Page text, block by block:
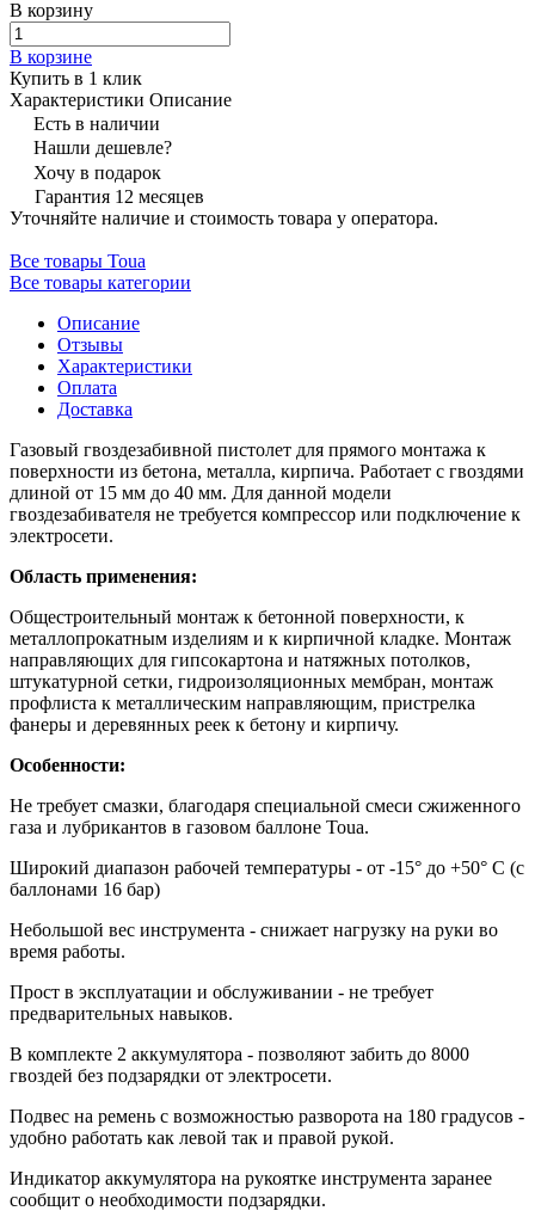
В корзину
В корзине
Купить в 1 клик
Характеристики Описание
Есть в наличии
Нашли дешевле?
Хочу в подарок
Гарантия 12 месяцев
Уточняйте наличие и стоимость товара у оператора.
Все товары Toua
Все товары категории
Описание
Отзывы
Характеристики
Оплата
Доставка
Газовый гвоздезабивной пистолет для прямого монтажа к
поверхности из бетона, металла, кирпича. Работает с гвоздями
длиной от 15 мм до 40 мм. Для данной модели
гвоздезабивателя не требуется компрессор или подключение к
электросети.
Область применения:
Общестроительный монтаж к бетонной поверхности, к
металлопрокатным изделиям и к кирпичной кладке. Монтаж
направляющих для гипсокартона и натяжных потолков,
штукатурной сетки, гидроизоляционных мембран, монтаж
профлиста к металлическим направляющим, пристрелка
фанеры и деревянных реек к бетону и кирпичу.
Особенности:
Не требует смазки, благодаря специальной смеси сжиженного
газа и лубрикантов в газовом баллоне Toua.
Широкий диапазон рабочей температуры - от -15° до +50° С (с
баллонами 16 бар)
Небольшой вес инструмента - снижает нагрузку на руки во
время работы.
Прост в эксплуатации и обслуживании - не требует
предварительных навыков.
В комплекте 2 аккумулятора - позволяют забить до 8000
гвоздей без подзарядки от электросети.
Подвес на ремень с возможностью разворота на 180 градусов -
удобно работать как левой так и правой рукой.
Индикатор аккумулятора на рукоятке инструмента заранее
сообщит о необходимости подзарядки.